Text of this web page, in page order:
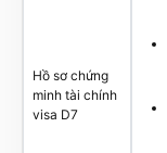
Hồ sơ chứng
minh tài chính
visa D7